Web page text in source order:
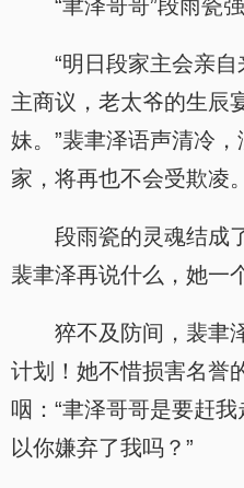
“聿泽哥哥”段雨瓷
“明日段家主会亲
主商议，老太爷的生辰
妹。”裴聿泽语声清冷
家，将再也不会受欺凌
段雨瓷的灵魂结成
裴聿泽再说什么，她一
猝不及防间，裴聿
计划！她不惜损害名誉
咽：“聿泽哥哥是要赶
以你嫌弃了我吗？”